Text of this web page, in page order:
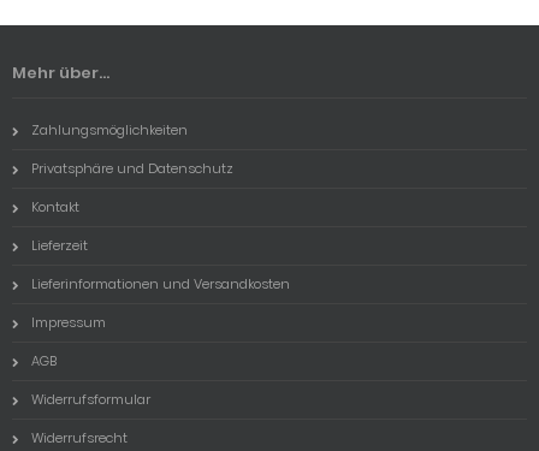
Mehr über...
Zahlungsmöglichkeiten
Privatsphäre und Datenschutz
Kontakt
Lieferzeit
Lieferinformationen und Versandkosten
Impressum
AGB
Widerrufsformular
Widerrufsrecht